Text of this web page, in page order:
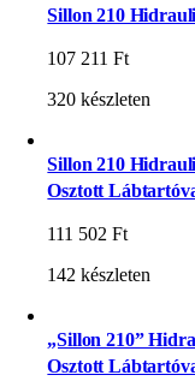
Sillon 210
107 211Ft
320 készleten
Sillon 210
Osztott
111 502Ft
142 készleten
„Sillon 210”
Osztott